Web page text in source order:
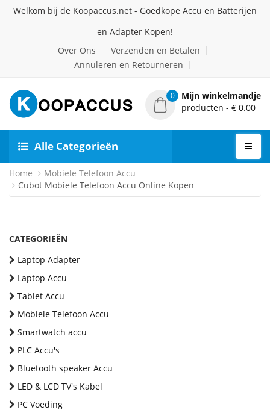
Welkom bij de Koopaccus.net - Goedkope Accu en Batterijen
en Adapter Kopen!
Over Ons
Verzenden en Betalen
Annuleren en Retourneren
0
Mijn winkelmandje
producten - € 0.00
Alle Categorieën
Home
Mobiele Telefoon Accu
Cubot Mobiele Telefoon Accu Online Kopen
CATEGORIEËN
Laptop Adapter
Laptop Accu
Tablet Accu
Mobiele Telefoon Accu
Smartwatch accu
PLC Accu's
Bluetooth speaker Accu
LED & LCD TV's Kabel
PC Voeding